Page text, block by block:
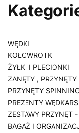
WĘDKI
KOŁOWROTKI
ŻYŁKI I PLECIONKI
ZANĘTY ,
PRZYNĘTY
PREZENTY
ZESTAWY PRZYNĘT
BAGAŻ I